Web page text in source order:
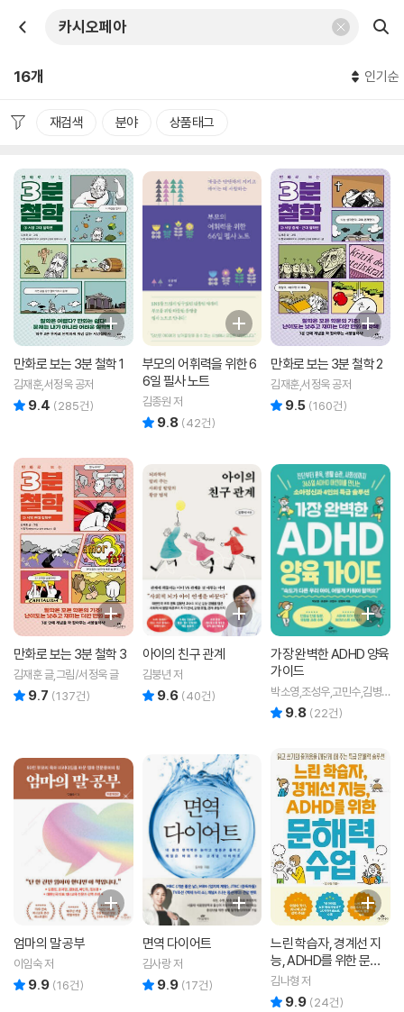
16개 인기순
재검색 분야 상품태그
만화로 보는 3분 철학 1
김재훈,서정욱 공저
9.4 (285건)
부모의 어휘력을 위한 6
6일 필사 노트
김종원 저
9.8 (42건)
만화로 보는 3분 철학 2
김재훈,서정욱 공저
9.5 (160건)
만화로 보는 3분 철학 3
김재훈 글,그림/서정욱 글
9.7 (137건)
아이의 친구 관계
김붕년 저
9.6 (40건)
가장 완벽한 ADHD 양육
가이드
박소영,조성우,고민수,김병
욱 저9.8 (22건)
엄마의 말 공부
이임숙 저
9.9 (16건)
면역 다이어트
김사랑 저
9.9 (17건)
느린 학습자, 경계선 지
능, ADHD를 위한 문해
력 수업
김나형 저
9.9 (24건)